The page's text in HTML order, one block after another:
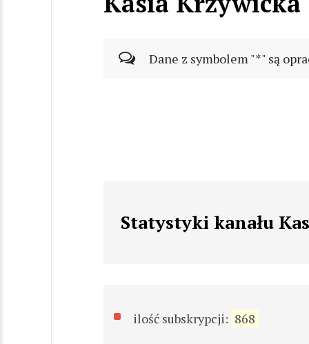
Dane z symbolem "*" są
Statystyki kanału
ilość subskrypcji: 868